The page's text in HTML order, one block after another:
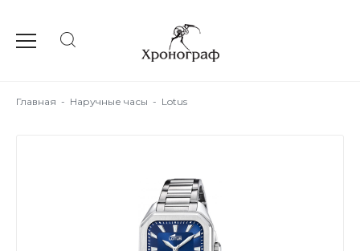
Главная - Наручные часы - Lotus